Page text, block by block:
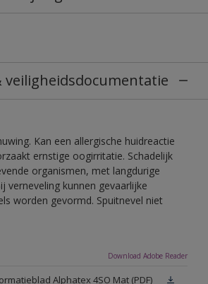
veiligheidsdocumentatie
Kan een allergische huidreactie
ernstige oogirritatie. Schadelijk
organismen, met langdurige
verneveling kunnen gevaarlijke
worden gevormd. Spuitnevel niet
Download Adobe Reader
Alphatex 4SO Mat (PDF)